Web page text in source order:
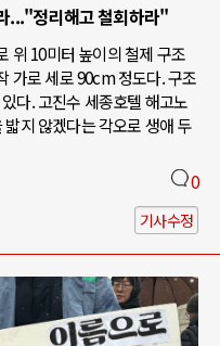
..."정리해고 철회하라"
위 10미터 높이의 철제 구조
가로 세로 90cm 정도다. 구조
다. 고진수 세종호텔 해고노
지 않겠다는 각오로 생애 두
0
기사수정